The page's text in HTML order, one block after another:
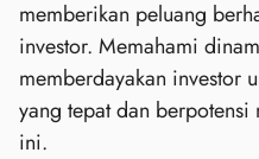
memberikan peluang
investor. Memahami
memberdayakan investor
yang tepat dan berpotensi
ini.